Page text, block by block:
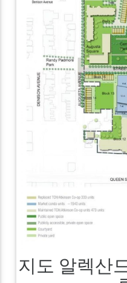
지도 알렉산